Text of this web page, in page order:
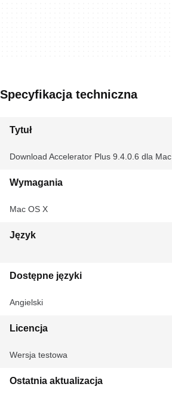
Specyfikacja techniczna
Tytuł
Download Accelerator Plus 9.4.0.6 dla Mac
Wymagania
Mac OS X
Język
Dostępne języki
Angielski
Licencja
Wersja testowa
Ostatnia aktualizacja